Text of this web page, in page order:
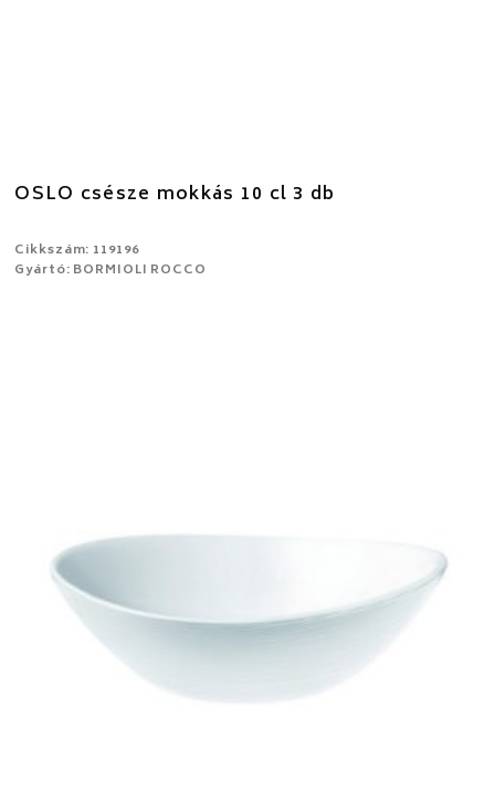
OSLO csésze mokkás 10 cl 3 db
Cikkszám: 119196
Gyártó: BORMIOLI ROCCO